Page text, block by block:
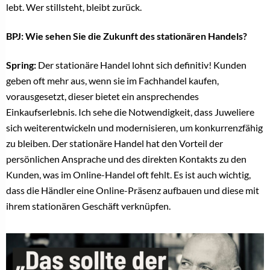
lebt. Wer stillsteht, bleibt zurück.
BPJ:Wie sehen Sie die Zukunft des stationären Handels?
Spring: Der stationäre Handel lohnt sich definitiv! Kunden
geben oft mehr aus, wenn sie im Fachhandel kaufen,
vorausgesetzt, dieser bietet ein ansprechendes
Einkaufserlebnis. Ich sehe die Notwendigkeit, dass Juweliere
sich weiterentwickeln und modernisieren, um konkurrenzfähig
zu bleiben. Der stationäre Handel hat den Vorteil der
persönlichen Ansprache und des direkten Kontakts zu den
Kunden, was im Online-Handel oft fehlt. Es ist auch wichtig,
dass die Händler eine Online-Präsenz aufbauen und diese mit
ihrem stationären Geschäft verknüpfen.